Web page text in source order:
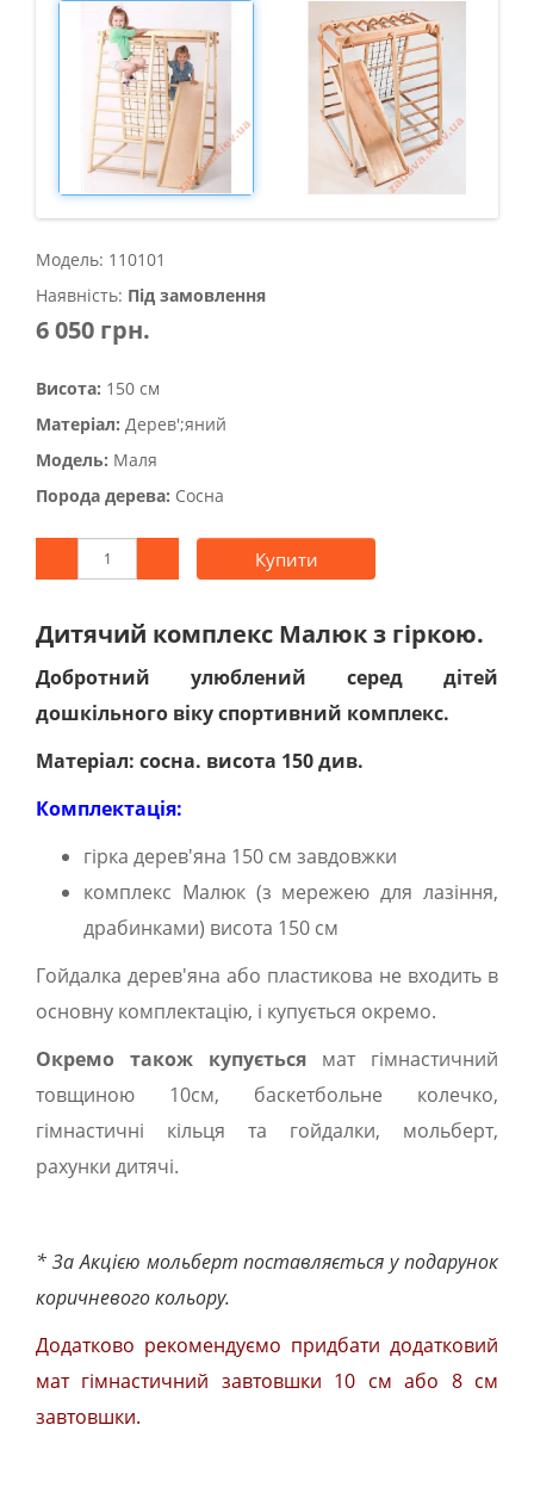
Модель: 110101
Наявність: Під замовлення
6 050 грн.
Висота: 150 см
Матеріал: Дерев';яний
Модель: Маля
Порода дерева: Сосна
Купити
Дитячий комплекс Малюк з гіркою.
Добротний улюблений серед дітей
дошкільного віку спортивний комплекс.
Матеріал: сосна. висота 150 див.
Комплектація:
гірка дерев'яна 150 см завдовжки
комплекс Малюк (з мережею для лазіння,
драбинками) висота 150 см
Гойдалка дерев'яна або пластикова не входить в
основну комплектацію, і купується окремо.
Окремо також купується мат гімнастичний
товщиною 10см, баскетбольне колечко,
гімнастичні кільця та гойдалки, мольберт,
рахунки дитячі.
* За Акцією мольберт поставляється у подарунок
коричневого кольору.
Додатково рекомендуємо придбати додатковий
мат гімнастичний завтовшки 10 см або 8 см
завтовшки.